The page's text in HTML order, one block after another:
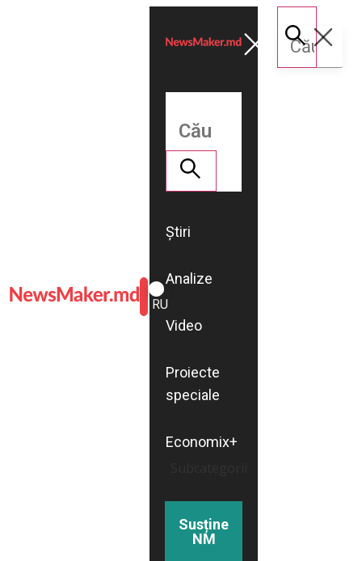
ROMÂNĂ
RU
Știri
Analize
Video
Proiecte
speciale
Economix+
Susține
NM